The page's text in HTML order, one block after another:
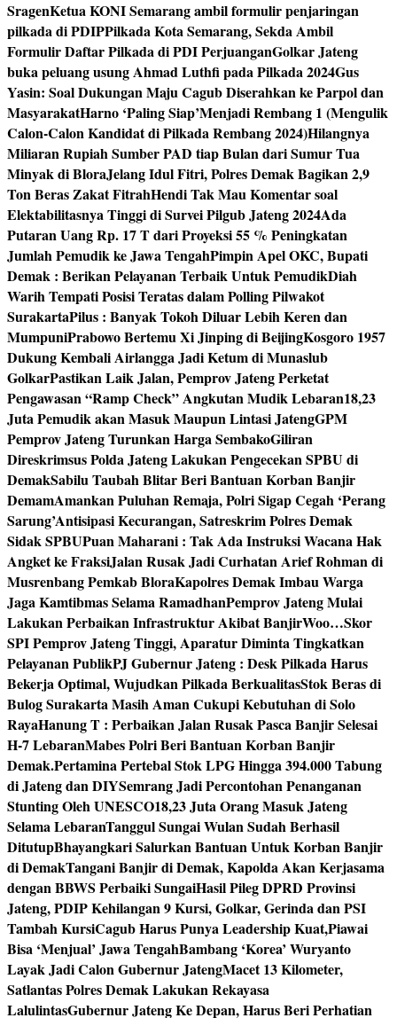
SragenKetua KONI Semarang ambil formulir penjaringan
pilkada di PDIPPilkada Kota Semarang, Sekda Ambil
Formulir Daftar Pilkada di PDI PerjuanganGolkar Jateng
buka peluang usung Ahmad Luthfi pada Pilkada 2024Gus
Yasin: Soal Dukungan Maju Cagub Diserahkan ke Parpol dan
MasyarakatHarno ‘Paling Siap’Menjadi Rembang 1 (Mengulik
Calon-Calon Kandidat di Pilkada Rembang 2024)Hilangnya
Miliaran Rupiah Sumber PAD tiap Bulan dari Sumur Tua
Minyak di BloraJelang Idul Fitri, Polres Demak Bagikan 2,9
Ton Beras Zakat FitrahHendi Tak Mau Komentar soal
Elektabilitasnya Tinggi di Survei Pilgub Jateng 2024Ada
Putaran Uang Rp. 17 T dari Proyeksi 55 % Peningkatan
Jumlah Pemudik ke Jawa TengahPimpin Apel OKC, Bupati
Demak : Berikan Pelayanan Terbaik Untuk PemudikDiah
Warih Tempati Posisi Teratas dalam Polling Pilwakot
SurakartaPilus : Banyak Tokoh Diluar Lebih Keren dan
MumpuniPrabowo Bertemu Xi Jinping di BeijingKosgoro 1957
Dukung Kembali Airlangga Jadi Ketum di Munaslub
GolkarPastikan Laik Jalan, Pemprov Jateng Perketat
Pengawasan “Ramp Check” Angkutan Mudik Lebaran18,23
Juta Pemudik akan Masuk Maupun Lintasi JatengGPM
Pemprov Jateng Turunkan Harga SembakoGiliran
Direskrimsus Polda Jateng Lakukan Pengecekan SPBU di
DemakSabilu Taubah Blitar Beri Bantuan Korban Banjir
DemamAmankan Puluhan Remaja, Polri Sigap Cegah ‘Perang
Sarung’Antisipasi Kecurangan, Satreskrim Polres Demak
Sidak SPBUPuan Maharani : Tak Ada Instruksi Wacana Hak
Angket ke FraksiJalan Rusak Jadi Curhatan Arief Rohman di
Musrenbang Pemkab BloraKapolres Demak Imbau Warga
Jaga Kamtibmas Selama RamadhanPemprov Jateng Mulai
Lakukan Perbaikan Infrastruktur Akibat BanjirWoo…Skor
SPI Pemprov Jateng Tinggi, Aparatur Diminta Tingkatkan
Pelayanan PublikPJ Gubernur Jateng : Desk Pilkada Harus
Bekerja Optimal, Wujudkan Pilkada BerkualitasStok Beras di
Bulog Surakarta Masih Aman Cukupi Kebutuhan di Solo
RayaHanung T : Perbaikan Jalan Rusak Pasca Banjir Selesai
H-7 LebaranMabes Polri Beri Bantuan Korban Banjir
Demak.Pertamina Pertebal Stok LPG Hingga 394.000 Tabung
di Jateng dan DIYSemrang Jadi Percontohan Penanganan
Stunting Oleh UNESCO18,23 Juta Orang Masuk Jateng
Selama LebaranTanggul Sungai Wulan Sudah Berhasil
DitutupBhayangkari Salurkan Bantuan Untuk Korban Banjir
di DemakTangani Banjir di Demak, Kapolda Akan Kerjasama
dengan BBWS Perbaiki SungaiHasil Pileg DPRD Provinsi
Jateng, PDIP Kehilangan 9 Kursi, Golkar, Gerinda dan PSI
Tambah KursiCagub Harus Punya Leadership Kuat,Piawai
Bisa ‘Menjual’ Jawa TengahBambang ‘Korea’ Wuryanto
Layak Jadi Calon Gubernur JatengMacet 13 Kilometer,
Satlantas Polres Demak Lakukan Rekayasa
LalulintasGubernur Jateng Ke Depan, Harus Beri Perhatian